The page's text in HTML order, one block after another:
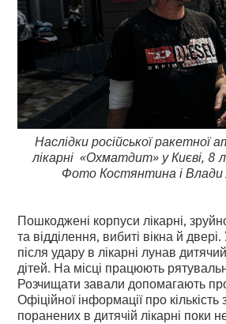
Наслідки російської ракетної
лікарні «Охматдит» у Києві, 8
Фото Костянтина і Влади
Пошкоджені корпуси лікарні,
та відділення, вибиті вікна й
після удару в лікарні лунав
дітей. На місці працюють
Розчищати завали допомагають
Офіційної інформації про кількість
поранених в дитячій лікарні поки